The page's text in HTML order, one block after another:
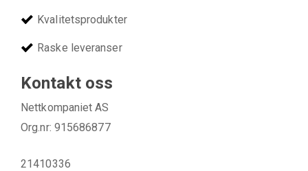
Kvalitetsprodukter
Raske leveranser
Kontakt oss
Nettkompaniet AS
Org.nr: 915686877
21410336